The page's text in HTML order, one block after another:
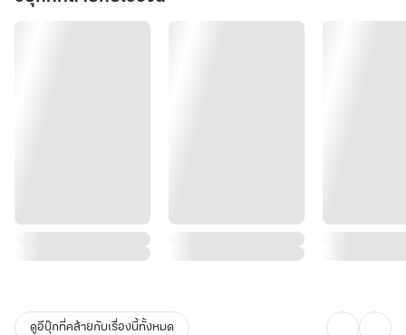
ดูอีบุ๊กที่คล้ายกับเรื่องนี้ทั้งหมด